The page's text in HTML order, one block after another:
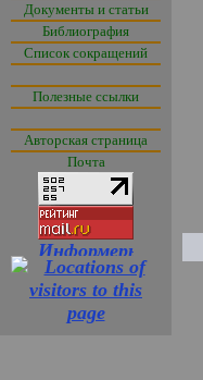
Документы и статьи
Библиография
Список сокращений
Полезные ссылки
Авторская страница
Почта